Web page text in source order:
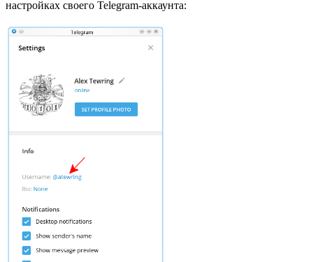
настройках своего Telegram-аккаунта: